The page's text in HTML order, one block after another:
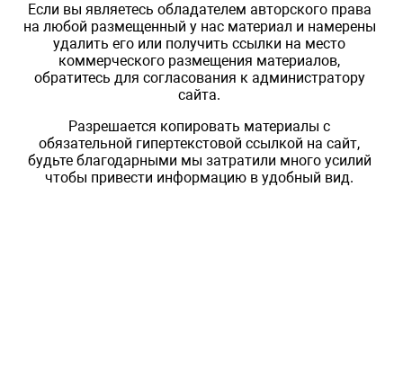
Если вы являетесь обладателем авторского права
на любой размещенный у нас материал и намерены
удалить его или получить ссылки на место
коммерческого размещения материалов,
обратитесь для согласования к администратору
сайта.
Разрешается копировать материалы с
обязательной гипертекстовой ссылкой на сайт,
будьте благодарными мы затратили много усилий
чтобы привести информацию в удобный вид.